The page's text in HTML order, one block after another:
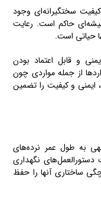
کیفیت سختگیرانه‌ای وجود
حاکم است. رعایت
حیاتی است.
و قابل اعتماد بودن
از جمله مواردی چون
و کیفیت را تضمین
به طول عمر نرده‌های
نگهداری
ساختاری آنها را حفظ